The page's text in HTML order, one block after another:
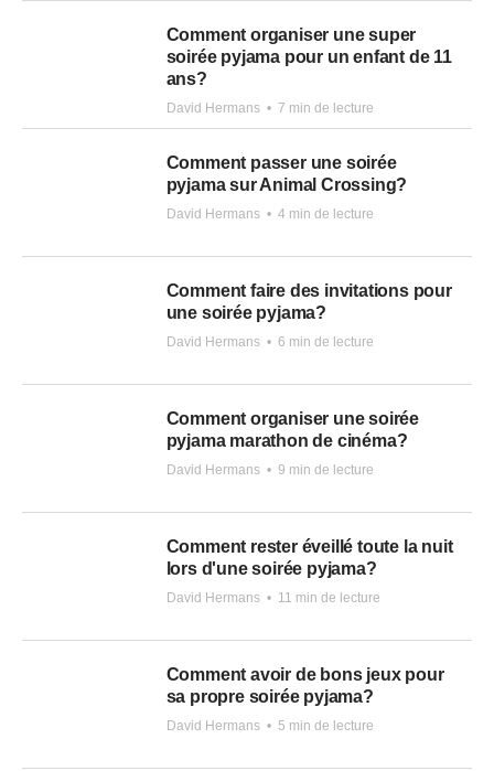
Comment organiser une super
soirée pyjama pour un enfant de 11
ans?
David Hermans • 7 min de lecture
Comment passer une soirée
pyjama sur Animal Crossing?
David Hermans • 4 min de lecture
Comment faire des invitations pour
une soirée pyjama?
David Hermans • 6 min de lecture
Comment organiser une soirée
pyjama marathon de cinéma?
David Hermans • 9 min de lecture
Comment rester éveillé toute la nuit
lors d'une soirée pyjama?
David Hermans • 11 min de lecture
Comment avoir de bons jeux pour
sa propre soirée pyjama?
David Hermans • 5 min de lecture